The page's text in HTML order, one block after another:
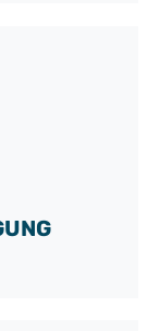
DEMO-
unserer